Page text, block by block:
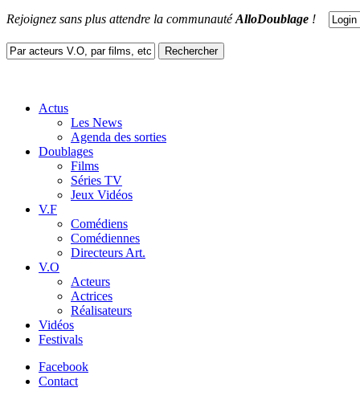
Rejoignez sans plus attendre la communautéAlloDoublage !
Actus
Les News
Agenda des sorties
Doublages
Films
Séries TV
Jeux Vidéos
V.F
Comédiens
Comédiennes
Directeurs Art.
V.O
Acteurs
Actrices
Réalisateurs
Vidéos
Festivals
Facebook
Contact